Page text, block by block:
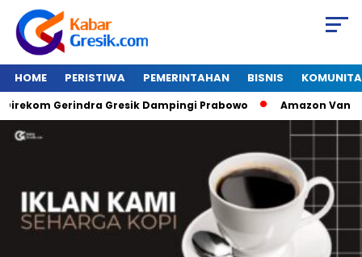
HOME PERISTIWA PEMERINTAHAN BISNIS
Gerindra Gresik Dampingi Prabowo Amazon Van Java